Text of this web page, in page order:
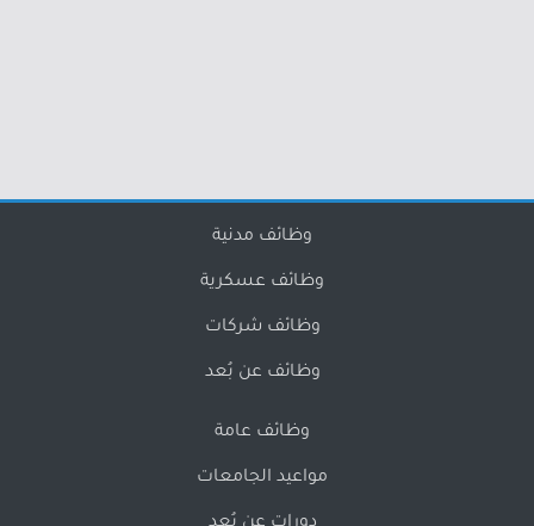
وظائف مدنية
وظائف عسكرية
وظائف شركات
وظائف عن بُعد
وظائف عامة
مواعيد الجامعات